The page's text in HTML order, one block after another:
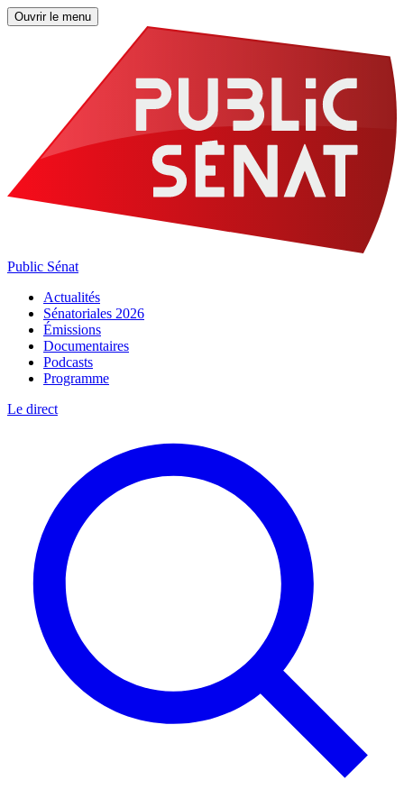
Ouvrir le menu
Public Sénat
Actualités
Sénatoriales 2026
Émissions
Documentaires
Podcasts
Programme
Le direct